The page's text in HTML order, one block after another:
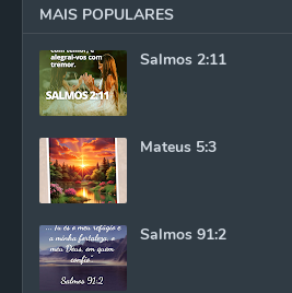
MAIS POPULARES
Salmos 2:11
Mateus 5:3
Salmos 91:2